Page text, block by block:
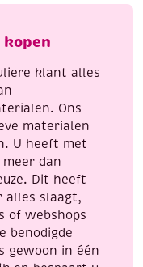
35
Arend
klant alles
Ons
materialen
U heeft met
dan
Dit heeft
alles slaagt,
of webshops
benodigde
gewoon in één